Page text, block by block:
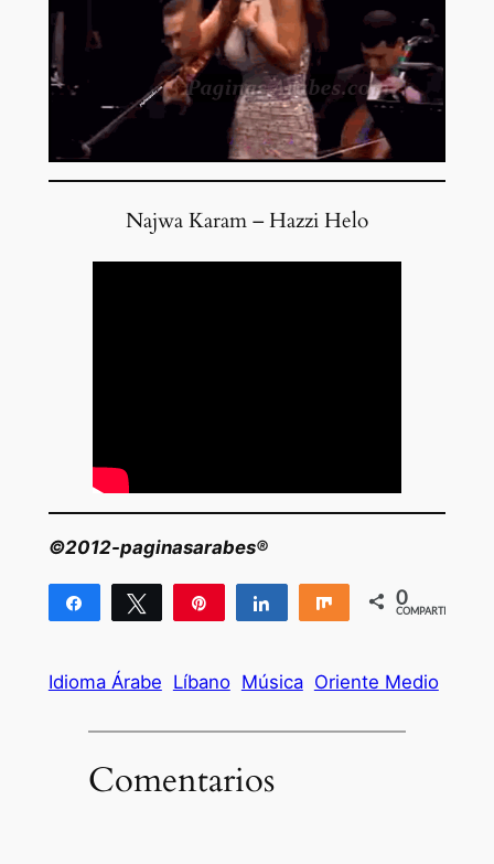
Najwa Karam – Hazzi Helo
©2012-paginasarabes®
Compartir Twittear Compartir Compartir
0
COMPARTIR
Idioma Árabe Líbano Música Oriente Medio
Comentarios